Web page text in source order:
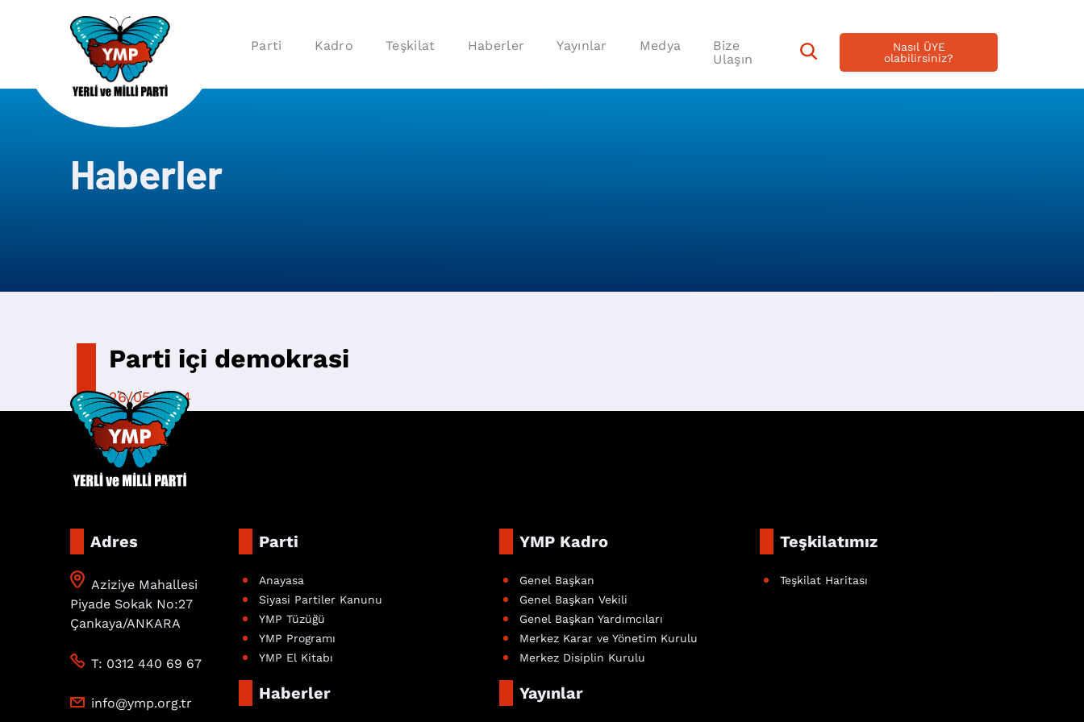
Parti Kadro Teşkilat Haberler Yayınlar Medya
Bize
Ulaşın
Nasıl ÜYE
olabilirsiniz?
Haberler
Parti içi demokrasi
26/05/2024
Adres
Aziziye Mahallesi
Piyade Sokak No:27
Çankaya/ANKARA
T: 0312 440 69 67
info@ymp.org.tr
Parti
Anayasa
Siyasi Partiler Kanunu
YMP Tüzüğü
YMP Programı
YMP El Kitabı
YMP Kadro
Genel Başkan
Genel Başkan Vekili
Genel Başkan Yardımcıları
Merkez Karar ve Yönetim Kurulu
Merkez Disiplin Kurulu
Teşkilatımız
Teşkilat Haritası
Haberler Yayınlar